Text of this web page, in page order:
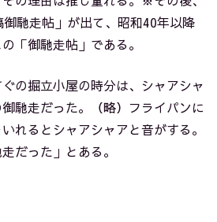
馳走帖」が出て、昭和40年以降
「御馳走帖」である。
の掘立小屋の時分は、シャアシャ
馳走だった。（略）フライパンに
れるとシャアシャアと音がする。
だった」とある。